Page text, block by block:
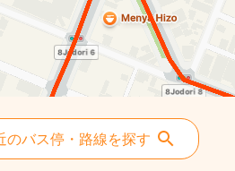
祉村線 - 道北バス（株）
麻末広線 - 道北バス（株）
線（旭 9） - 道北バス（株）
環線（末広） - 道北バス（株）
台線（末広） - 道北バス（株）
のバス停・路線を探す